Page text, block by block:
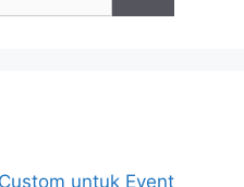
untuk Event